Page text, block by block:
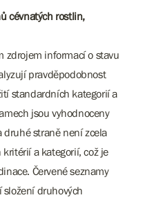
cévnatých rostlin,
zdrojem informací o stavu
pravděpodobnost
standardních kategorií a
jsou vyhodnoceny
straně není zcela
a kategorií, což je
Červené seznamy
složení druhových